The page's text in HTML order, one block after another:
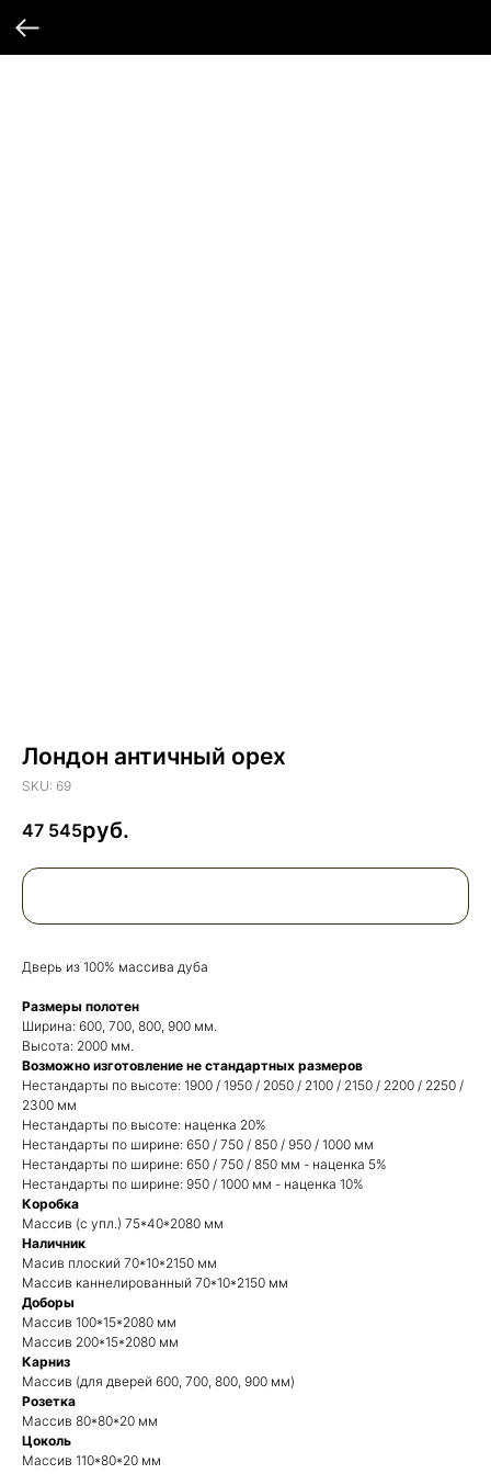
Лондон античный орех
SKU: 69
47 545
Дверь из 100% массива дуба
Размеры полотен
Ширина: 600, 700, 800, 900 мм.
Высота: 2000 мм.
Возможно изготовление не стандартных размеров
Нестандарты по высоте: 1900 / 1950 / 2050 / 2100 / 2150 / 2200 / 2250 /
2300 мм
Нестандарты по высоте: наценка 20%
Нестандарты по ширине: 650 / 750 / 850 / 950 / 1000 мм
Нестандарты по ширине: 650 / 750 / 850 мм - наценка 5%
Нестандарты по ширине: 950 / 1000 мм - наценка 10%
Коробка
Массив (с упл.) 75*40*2080 мм
Наличник
Масив плоский 70*10*2150 мм
Массив каннелированный 70*10*2150 мм
Доборы
Массив 100*15*2080 мм
Массив 200*15*2080 мм
Карниз
Массив (для дверей 600, 700, 800, 900 мм)
Розетка
Массив 80*80*20 мм
Цоколь
Массив 110*80*20 мм